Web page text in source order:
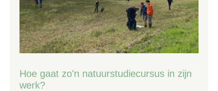
Hoe gaat zo'n natuurstudiecursus in zijn
werk?